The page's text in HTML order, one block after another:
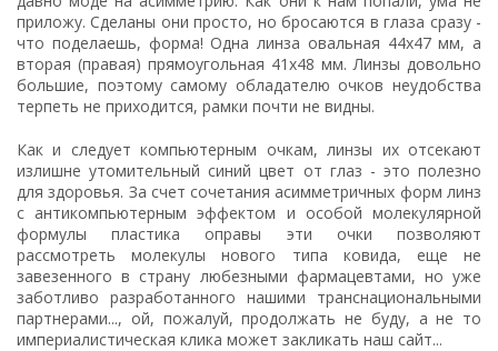
приложу. Сделаны они просто, но бросаются в глаза сразу -
что поделаешь, форма! Одна линза овальная 44х47 мм, а
вторая (правая) прямоугольная 41х48 мм. Линзы довольно
большие, поэтому самому обладателю очков неудобства
терпеть не приходится, рамки почти не видны.
Как и следует компьютерным очкам, линзы их отсекают
излишне утомительный синий цвет от глаз - это полезно
для здоровья. За счет сочетания асимметричных форм линз
с антикомпьютерным эффектом и особой молекулярной
формулы пластика оправы эти очки позволяют
рассмотреть молекулы нового типа ковида, еще не
завезенного в страну любезными фармацевтами, но уже
заботливо разработанного нашими транснациональными
партнерами..., ой, пожалуй, продолжать не буду, а не то
империалистическая клика может закликать наш сайт...